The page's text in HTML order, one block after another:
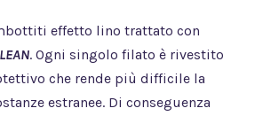
effetto lino trattato con
. Ogni singolo filato è rivestito
che rende più difficile la
estranee. Di conseguenza